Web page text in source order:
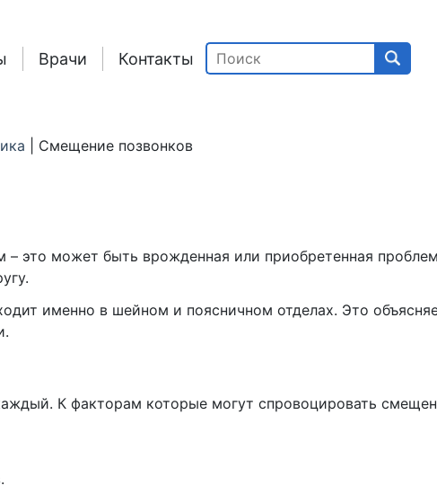
Врачи Контакты
Смещение позвонков
это может быть врожденная или приобретенная
именно в шейном и поясничном отделах. Это
К факторам которые могут спровоцировать